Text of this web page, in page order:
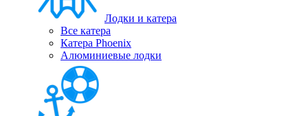
Лодки и катера
Все катера
Катера Phoenix
Алюминиевые лодки